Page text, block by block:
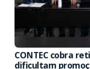
CONTEC cobra
dificultam